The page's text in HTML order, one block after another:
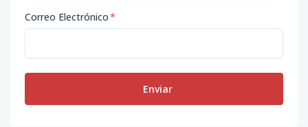
Correo Electrónico*
Enviar